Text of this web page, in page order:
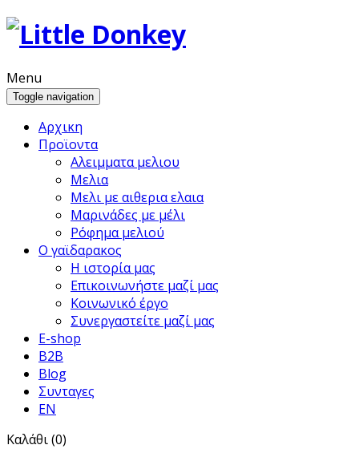
Menu
Toggle navigation
Αρχικη
Προϊoντα
Αλειμματα μελιου
Μελια
Μελι με αιθερια ελαια
Μαρινάδες με μέλι
Ρόφημα μελιού
Ο γαϊδαρακος
Η ιστορία μας
Επικοινωνήστε μαζί μας
Κοινωνικό έργο
Συνεργαστείτε μαζί μας
E-shop
B2B
Blog
Συνταγες
EN
Καλάθι (0)